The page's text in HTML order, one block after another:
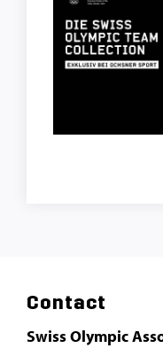
Contact
Swiss Olympic